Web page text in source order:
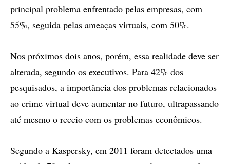
principal problema enfrentado pelas empresas, com
55%, seguida pelas ameaças virtuais, com 50%.
Nos próximos dois anos, porém, essa realidade deve ser
alterada, segundo os executivos. Para 42% dos
pesquisados, a importância dos problemas relacionados
ao crime virtual deve aumentar no futuro, ultrapassando
até mesmo o receio com os problemas econômicos.
Segundo a Kaspersky, em 2011 foram detectados uma